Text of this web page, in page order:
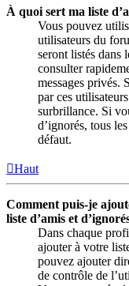
À quoi sert ma liste
Vous pouvez
utilisateurs du
seront listés dans
consulter
messages privés.
par ces
surbrillance. Si
d’ignorés, tous
défaut.
Haut
Comment puis-je
liste d’amis et
Dans chaque
ajouter à votre
pouvez ajouter
de contrôle de